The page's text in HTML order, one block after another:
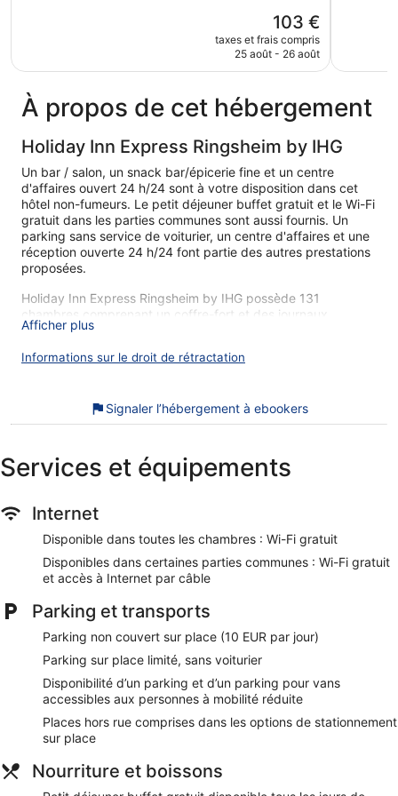
Le
nouveau
prix
103 €
taxes et frais compris
25 août - 26 août
À propos de cet hébergement
Holiday Inn Express Ringsheim by IHG
Un bar / salon, un snack bar/épicerie fine et un centre
d'affaires ouvert 24 h/24 sont à votre disposition dans cet
hôtel non-fumeurs. Le petit déjeuner buffet gratuit et le Wi-Fi
gratuit dans les parties communes sont aussi fournis. Un
parking sans service de voiturier, un centre d'affaires et une
réception ouverte 24 h/24 font partie des autres prestations
proposées.
Holiday Inn Express Ringsheim by IHG possède 131
chambres comprenant un coffre-fort et des journaux
gratuits. Une gamme d'oreillers au choix est à votre
chaînes par satellite. Les salles de bain comprennent une
Vous pourrez accéder à Internet gratuitement par le biais
d'une connexion sans fil. Des bureaux et un téléphone sont
cafetière ou une bouilloire et un fer / une planche à repasser.
accessibles directement sur place ou à proximité. Ces
Nos clients nous ont dit qu'ils avaient été enchantés par le
personnel attentionné de Holiday Inn Express Ringsheim by
IHG. Lors de votre séjour, vous ne serez qu'à quelques
minutes de marche de Parc aquatique Rulantica. Dans cet
hébergement, vous profiterez de prestations de choix
comme le petit déjeuner gratuit et l'accès Wi-Fi à Internet
gratuit, sans oublier un bar. Cet hébergement propose des
services et équipements pour chouchouter les boules de
tous poils, notamment des gamelles pour l'eau et la
nourriture.
Petit déjeuner buffet gratuit servi tous les jours
Vous profiterez sur place d'bar/salon
Afficher plus
Informations sur le droit de rétractation
Signaler l’hébergement à ebookers
Services et équipements
Internet
Disponible dans toutes les chambres : Wi-Fi gratuit
Disponibles dans certaines parties communes : Wi-Fi gratuit
et accès à Internet par câble
Parking et transports
Parking non couvert sur place (10 EUR par jour)
Parking sur place limité, sans voiturier
Disponibilité d’un parking et d’un parking pour vans
accessibles aux personnes à mobilité réduite
Places hors rue comprises dans les options de stationnement
sur place
Nourriture et boissons